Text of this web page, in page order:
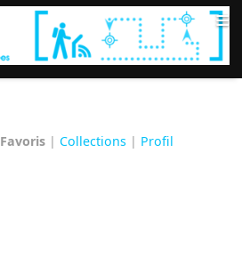
≡
Favoris | Collections | Profil